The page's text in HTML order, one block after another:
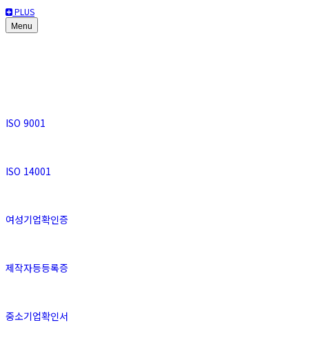
PLUS
Menu
ISO 9001
ISO 14001
여성기업확인증
제작자등등록증
중소기업확인서